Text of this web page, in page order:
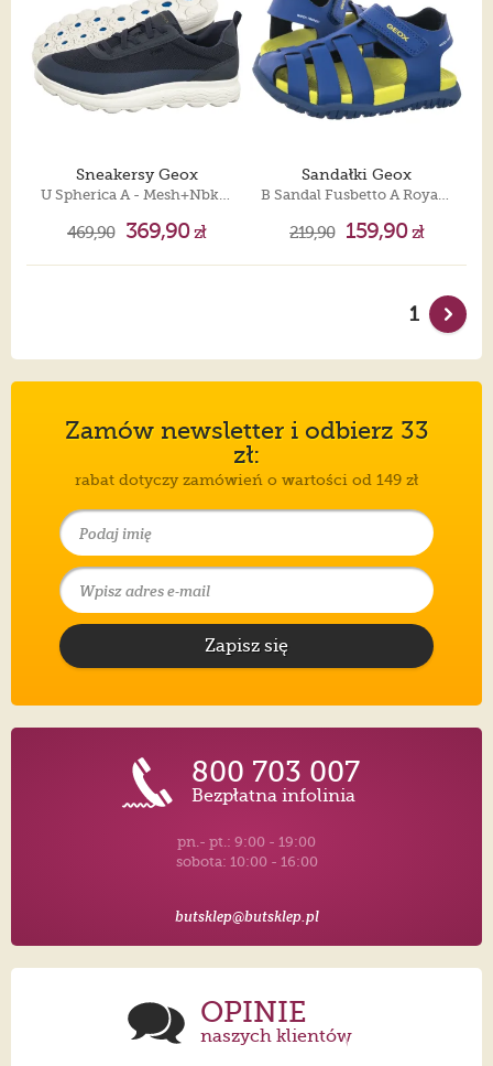
Sneakersy Geox
469,90 369,90zł
Sandałki Geox
219,90 159,90zł
1
Zamów newsletter i odbierz 33
zł:
rabat dotyczy zamówień o wartości od 149 zł
Zapisz się
800 703 007
Bezpłatna infolinia
pn.- pt.: 9:00 - 19:00
sobota: 10:00 - 16:00
butsklep@butsklep.pl
OPINIE
naszych klientów